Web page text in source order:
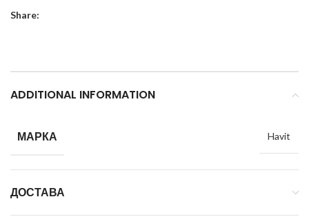
Share:
ADDITIONAL INFORMATION
МАРКА Havit
ДОСТАВА